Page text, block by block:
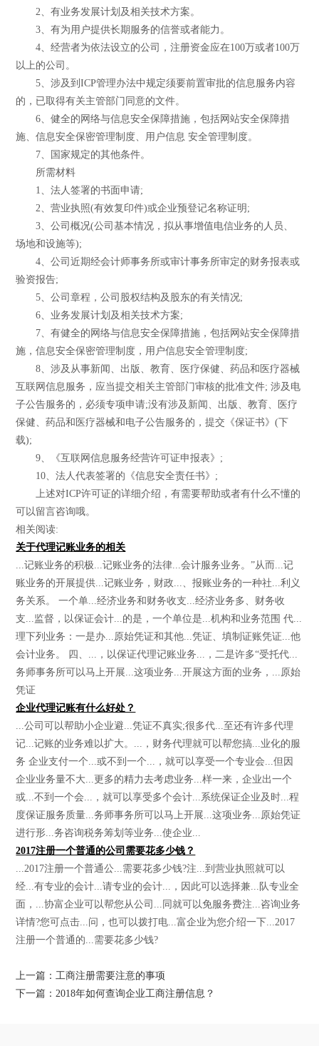
2、有业务发展计划及相关技术方案。
3、有为用户提供长期服务的信誉或者能力。
4、经营者为依法设立的公司，注册资金应在100万或者100万
以上的公司。
5、涉及到ICP管理办法中规定须要前置审批的信息服务内容
的，已取得有关主管部门同意的文件。
6、健全的网络与信息安全保障措施，包括网站安全保障措
施、信息安全保密管理制度、用户信息 安全管理制度。
7、国家规定的其他条件。
所需材料
1、法人签署的书面申请;
2、营业执照(有效复印件)或企业预登记名称证明;
3、公司概况(公司基本情况，拟从事增值电信业务的人员、
场地和设施等);
4、公司近期经会计师事务所或审计事务所审定的财务报表或
验资报告;
5、公司章程，公司股权结构及股东的有关情况;
6、业务发展计划及相关技术方案;
7、有健全的网络与信息安全保障措施，包括网站安全保障措
施，信息安全保密管理制度，用户信息安全管理制度;
8、涉及从事新闻、出版、教育、医疗保健、药品和医疗器械
互联网信息服务，应当提交相关主管部门审核的批准文件; 涉及电
子公告服务的，必须专项申请;没有涉及新闻、出版、教育、医疗
保健、药品和医疗器械和电子公告服务的，提交《保证书》(下
载);
9、《互联网信息服务经营许可证申报表》;
10、法人代表签署的《信息安全责任书》;
上述对ICP许可证的详细介绍，有需要帮助或者有什么不懂的
可以留言咨询哦。
相关阅读:
关于代理记账业务的相关
...记账业务的积极...记账业务的法律...会计服务业务。”从而...记
账业务的开展提供...记账业务，财政...、报账业务的一种社...利义
务关系。 一个单...经济业务和财务收支...经济业务多、财务收
支...监督，以保证会计...的是，一个单位是...机构和业务范围 代...
理下列业务：一是办...原始凭证和其他...凭证、填制证账凭证...他
会计业务。 四、...，以保证代理记账业务...，二是许多“受托代...
务师事务所可以马上开展...这项业务...开展这方面的业务，...原始
凭证
企业代理记账有什么好处？
...公司可以帮助小企业避...凭证不真实;很多代...至还有许多代理
记...记账的业务难以扩大。...，财务代理就可以帮您搞...业化的服
务 企业支付一个...或不到一个...，就可以享受一个专业会...但因
企业业务量不大...更多的精力去考虑业务...样一来，企业出一个
或...不到一个会...，就可以享受多个会计...系统保证企业及时...程
度保证服务质量...务师事务所可以马上开展...这项业务...原始凭证
进行形...务咨询税务筹划等业务...使企业...
2017注册一个普通的公司需要花多少钱？
...2017注册一个普通公...需要花多少钱?注...到营业执照就可以
经...有专业的会计...请专业的会计...，因此可以选择兼...队专业全
面，...协富企业可以帮您从公司...同就可以免服务费注...咨询业务
详情?您可点击...问，也可以拨打电...富企业为您介绍一下...2017
注册一个普通的...需要花多少钱?
上一篇：工商注册需要注意的事项
下一篇：2018年如何查询企业工商注册信息？